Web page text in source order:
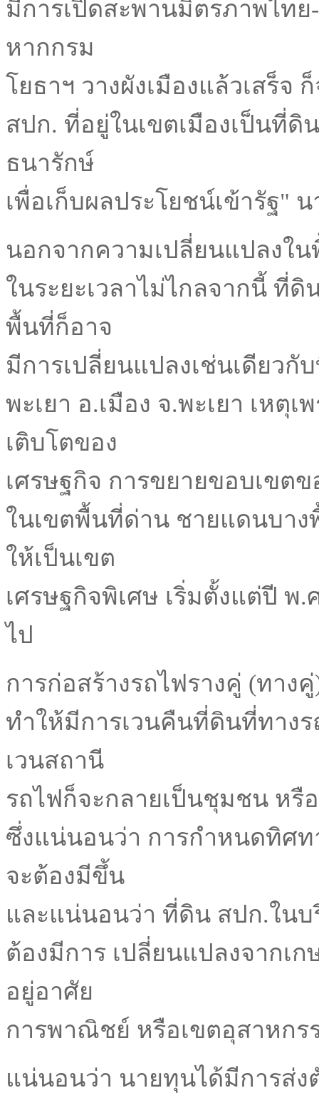
มีการเปิดสะพานมิตรภาพไทย
หากกรม
โยธาฯ วางผังเมืองแล้วเสร็จ
สปก. ที่อยู่ในเขตเมืองเป็นที่ดิ
ธนารักษ์
เพื่อเก็บผลประโยชน์เข้ารัฐ"
นอกจากความเปลี่ยนแปลงใ
ในระยะเวลาไม่ไกลจากนี้ ที่ดิ
พื้นที่ก็อาจ
มีการเปลี่ยนแปลงเช่นเดียวกั
พะเยา อ.เมือง จ.พะเยา เหตุเ
เติบโตของ
เศรษฐกิจ การขยายขอบเขตข
ในเขตพื้นที่ด่าน ชายแดนบา
ให้เป็นเขต
เศรษฐกิจพิเศษ เริ่มตั้งแต่ปี พ.
ไป
การก่อสร้างรถไฟรางคู่ (ทาง
ทำให้มีการเวนคืนที่ดินที่ทาง
เวนสถานี
รถไฟก็จะกลายเป็นชุมชน หรื
ซึ่งแน่นอนว่า การกำหนดทิศท
จะต้องมีขึ้น
และแน่นอนว่า ที่ดิน สปก.ในบ
ต้องมีการ เปลี่ยนแปลงจากเ
อยู่อาศัย
การพาณิชย์ หรือเขตอุสาหก
แน่นอนว่า นายทุนได้มีการส่